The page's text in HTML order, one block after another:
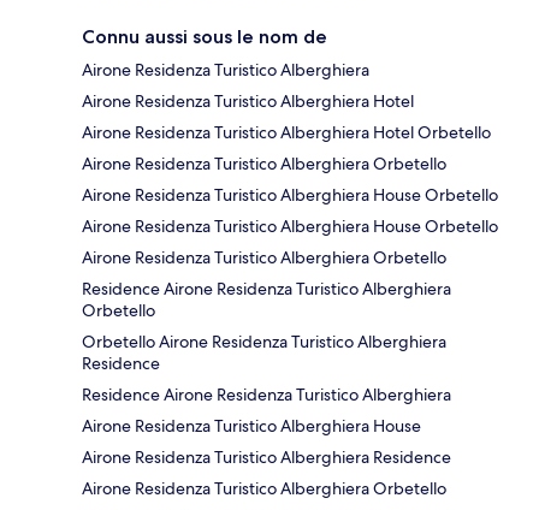
Connu aussi sous le nom de
Airone Residenza Turistico Alberghiera
Airone Residenza Turistico Alberghiera Hotel
Airone Residenza Turistico Alberghiera Hotel Orbetello
Airone Residenza Turistico Alberghiera Orbetello
Airone Residenza Turistico Alberghiera House Orbetello
Airone Residenza Turistico Alberghiera House Orbetello
Airone Residenza Turistico Alberghiera Orbetello
Residence Airone Residenza Turistico Alberghiera
Orbetello
Orbetello Airone Residenza Turistico Alberghiera
Residence
Residence Airone Residenza Turistico Alberghiera
Airone Residenza Turistico Alberghiera House
Airone Residenza Turistico Alberghiera Residence
Airone Residenza Turistico Alberghiera Orbetello